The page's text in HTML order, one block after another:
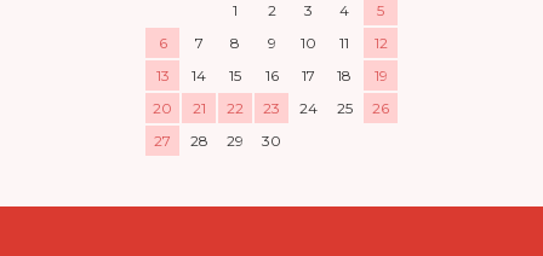
1
2 3 4
5
6
7 8 9 10 11
12
13
14 15 16 17 18
19
20
21 22 23 24 25
26
27
28 29 30